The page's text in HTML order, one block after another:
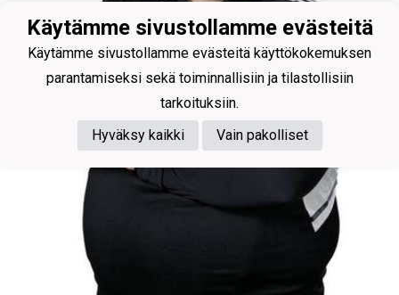
Käytämme sivustollamme evästeitä
Käytämme sivustollamme evästeitä käyttökokemuksen
parantamiseksi sekä toiminnallisiin ja tilastollisiin
tarkoituksiin.
Hyväksy kaikki
Vain pakolliset